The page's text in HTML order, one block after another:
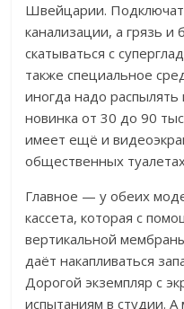
Швейцарии.
канализации, а грязь и
скатываться с
также специальное
иногда надо распылять
новинка от 30 до 90
имеет ещё и
общественных
Главное — у обеих
кассета, которая с
вертикальной
даёт накапливаться
Дорогой экземпляр с
испытаниям в студии.